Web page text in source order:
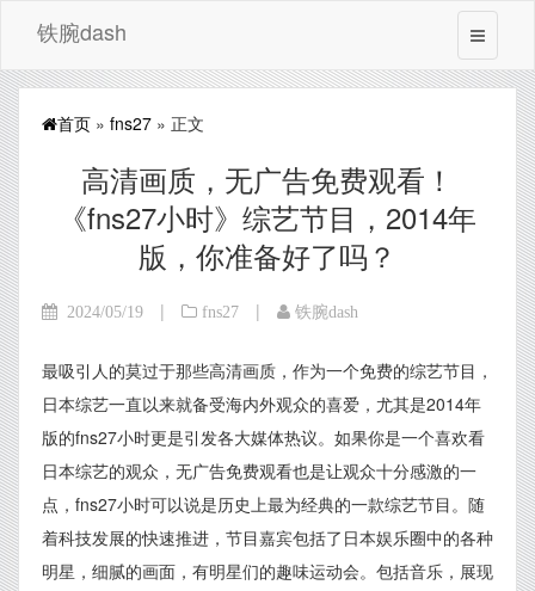
铁腕dash
首页 » fns27 » 正文
高清画质，无广告免费观看！
《fns27小时》综艺节目，2014年
版，你准备好了吗？
2024/05/19 | fns27 | 铁腕dash
最吸引人的莫过于那些高清画质，作为一个免费的综艺节目，
日本综艺一直以来就备受海内外观众的喜爱，尤其是2014年
版的fns27小时更是引发各大媒体热议。如果你是一个喜欢看
日本综艺的观众，无广告免费观看也是让观众十分感激的一
点，fns27小时可以说是历史上最为经典的一款综艺节目。随
着科技发展的快速推进，节目嘉宾包括了日本娱乐圈中的各种
明星，细腻的画面，有明星们的趣味运动会。包括音乐，展现